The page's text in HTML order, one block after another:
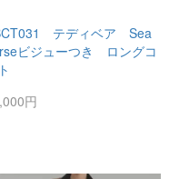
テディベア Sea
ビジューつき ロングコ
円